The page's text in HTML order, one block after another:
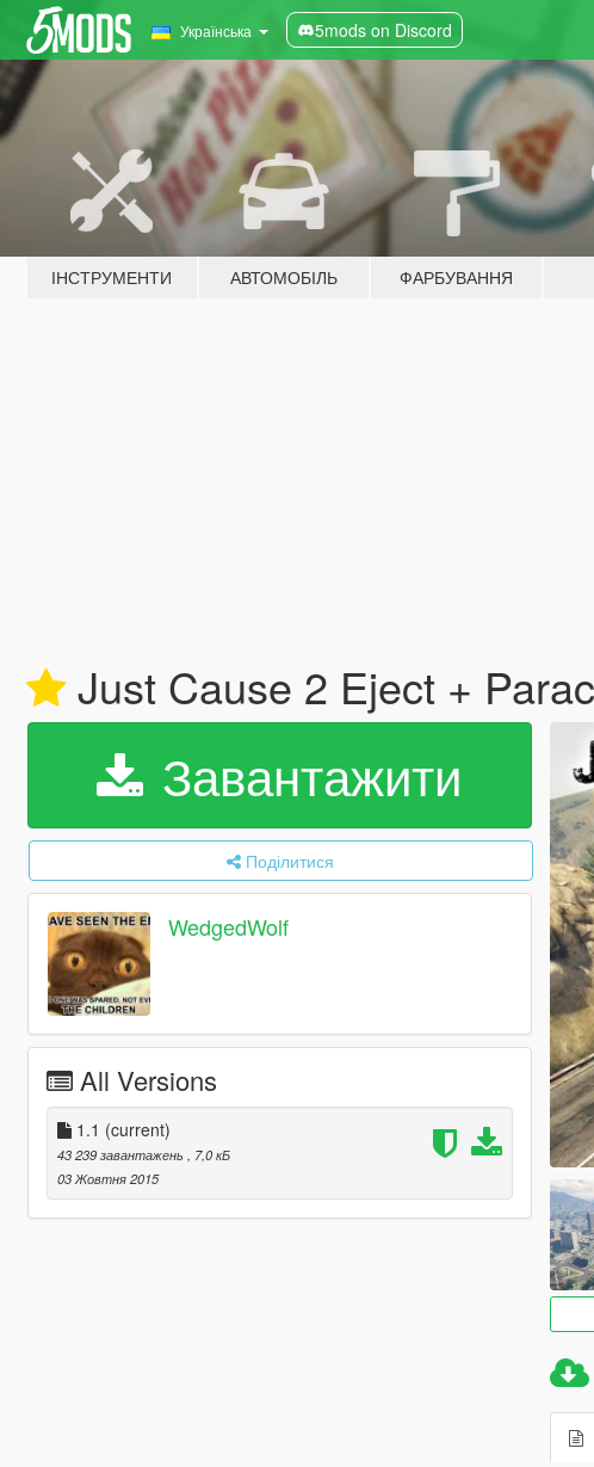
Українська 5mods on Discord
ІНСТРУМЕНТИ АВТОМОБІЛЬ ФАРБУВАННЯ
Just Cause 2 Eject +
Завантажити
Поділитися
WedgedWolf
All Versions
1.1 (current)
43 239 завантажень
, 7,0 кБ
03 Жовтня 2015